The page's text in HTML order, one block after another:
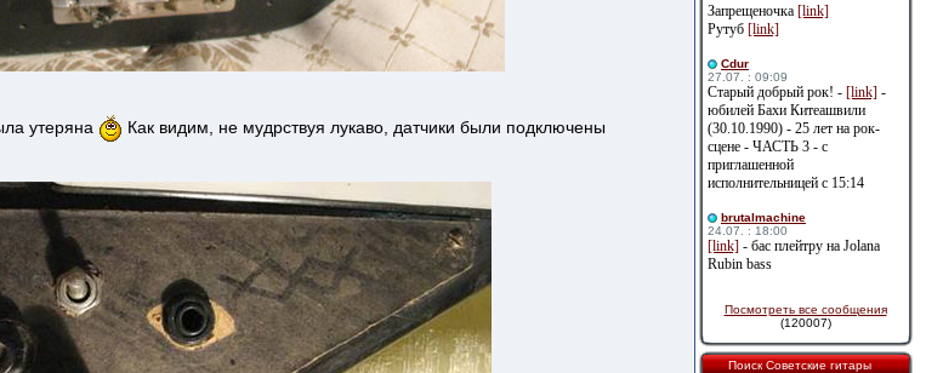
утеряна
Как видим, не мудрствуя лукаво, датчики были подключены
Запрещеночка [link]
Рутуб [link]
Cdur
27.07. : 09:09
Старый добрый рок! - [link] -
юбилей Бахи Китеашвили
(30.10.1990) - 25 лет на рок-
сцене - ЧАСТЬ 3 - с
приглашенной
исполнительницей с 15:14
brutalmachine
24.07. : 18:00
[link] - бас плейтру на Jolana
Rubin bass
Посмотреть все сообщения
(120007)
Поиск Советские гитары